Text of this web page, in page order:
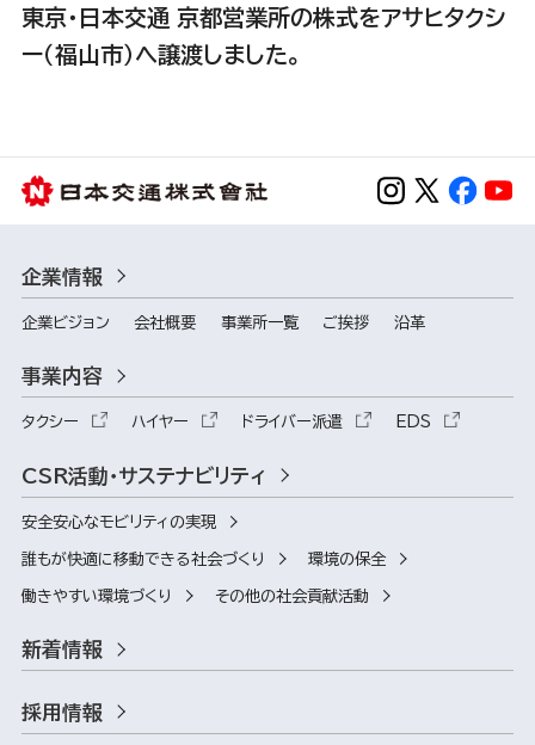
東京・日本交通 京都営業所の株式をアサヒタクシ
ー（福山市）へ譲渡しました。
企業情報
企業ビジョン 会社概要 事業所一覧 ご挨拶 沿革
事業内容
タクシー ハイヤー ドライバー派遣 EDS
CSR活動・サステナビリティ
安全安心なモビリティの実現
誰もが快適に移動できる社会づくり 環境の保全
働きやすい環境づくり その他の社会貢献活動
新着情報
採用情報